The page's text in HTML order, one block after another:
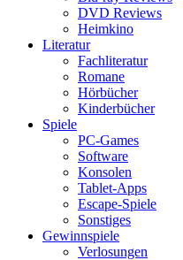
DVD Reviews
Heimkino
Literatur
Fachliteratur
Romane
Hörbücher
Kinderbücher
Spiele
PC-Games
Software
Konsolen
Tablet-Apps
Escape-Spiele
Sonstiges
Gewinnspiele
Verlosungen